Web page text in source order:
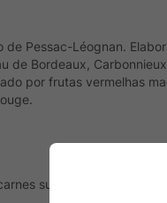
de Pessac-Léognan.
de Bordeaux,
por frutas vermelhas
suínas, cordeiro,